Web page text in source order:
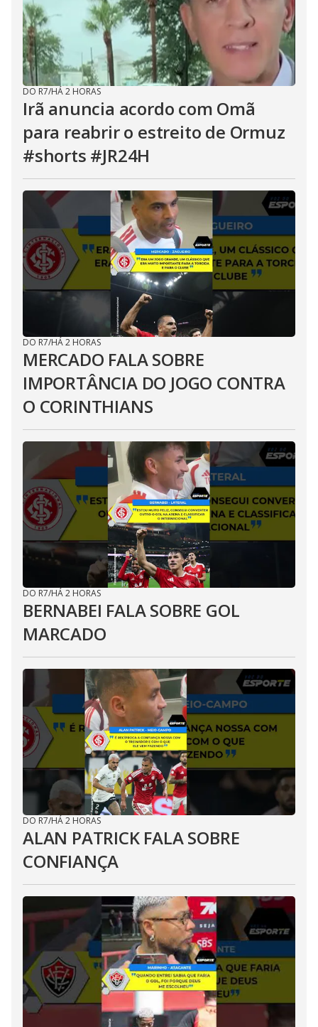
DO R7/HÁ 2 HORAS
Irã anuncia acordo com Omã
para reabrir o estreito de Ormuz
#shorts #JR24H
DO R7/HÁ 2 HORAS
MERCADO FALA SOBRE
IMPORTÂNCIA DO JOGO CONTRA
O CORINTHIANS
DO R7/HÁ 2 HORAS
BERNABEI FALA SOBRE GOL
MARCADO
DO R7/HÁ 2 HORAS
ALAN PATRICK FALA SOBRE
CONFIANÇA